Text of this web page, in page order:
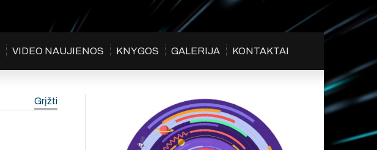
VIDEO NAUJIENOS KNYGOS GALERIJA KONTAKTAI
Grįžti